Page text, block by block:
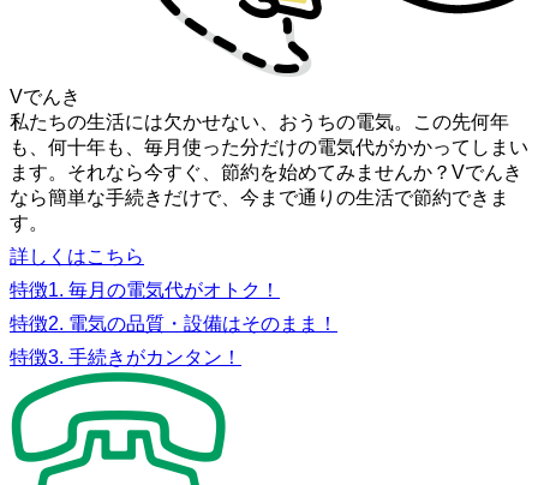
Vでんき
私たちの生活には欠かせない、おうちの電気。この先何年
も、何十年も、毎月使った分だけの電気代がかかってしまい
ます。それなら今すぐ、節約を始めてみませんか？Vでんき
なら簡単な手続きだけで、今まで通りの生活で節約できま
す。
詳しくはこちら
特徴1. 毎月の電気代がオトク！
特徴2. 電気の品質・設備はそのまま！
特徴3. 手続きがカンタン！